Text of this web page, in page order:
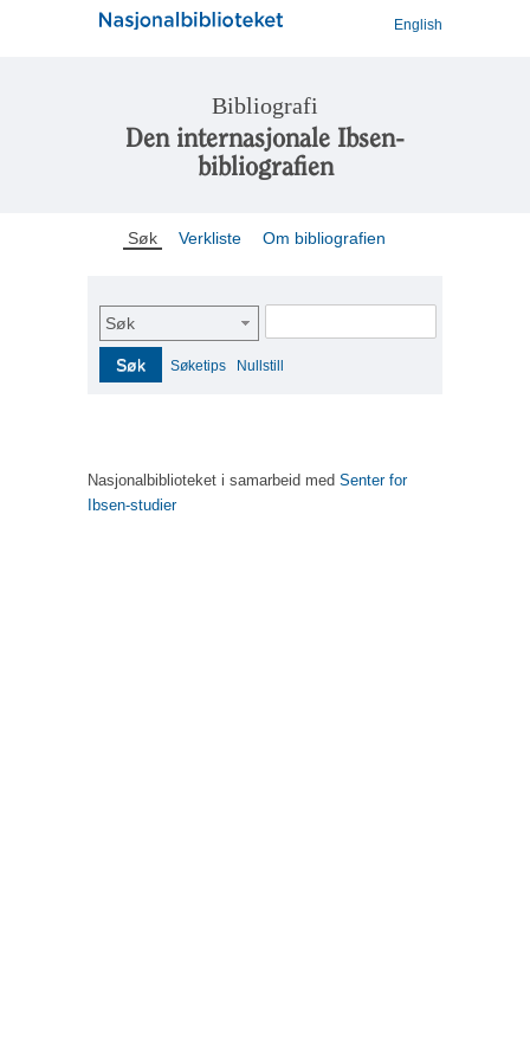
English
Bibliografi
Den internasjonale Ibsen-
bibliografien
Søk Verkliste Om bibliografien
Søk
Søk Søketips Nullstill
Nasjonalbiblioteket i samarbeid med Senter for
Ibsen-studier